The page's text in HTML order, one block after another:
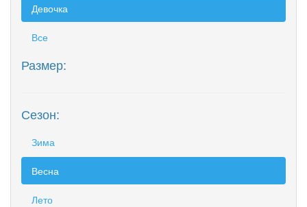
Девочка
Все
Размер:
Сезон:
Зима
Весна
Лето